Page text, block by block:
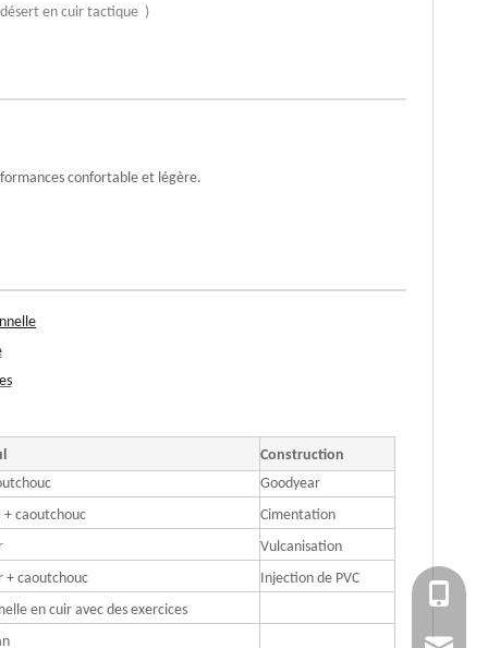
en cuir tactique )
confortable et légère.
Construction
Goodyear
+ caoutchouc
Cimentation
Vulcanisation
+ caoutchouc
Injection de PVC
en cuir avec des exercices
+86